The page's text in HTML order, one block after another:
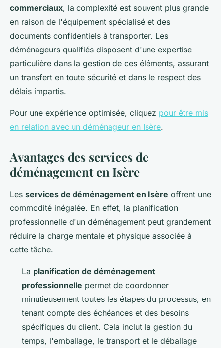
commerciaux, la complexité est souvent plus grande
en raison de l'équipement spécialisé et des
documents confidentiels à transporter. Les
déménageurs qualifiés disposent d'une expertise
particulière dans la gestion de ces éléments, assurant
un transfert en toute sécurité et dans le respect des
délais impartis.
Pour une expérience optimisée, cliquez pour être mis
en relation avec un déménageur en Isère.
Avantages des services de
déménagement en Isère
Les services de déménagement en Isère offrent une
commodité inégalée. En effet, la planification
professionnelle d'un déménagement peut grandement
réduire la charge mentale et physique associée à
cette tâche.
La planification de déménagement
professionnelle permet de coordonner
minutieusement toutes les étapes du processus, en
tenant compte des échéances et des besoins
spécifiques du client. Cela inclut la gestion du
temps, l'emballage, le transport et le déballage